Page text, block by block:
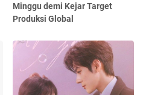
Minggu demi Kejar Target
Produksi Global